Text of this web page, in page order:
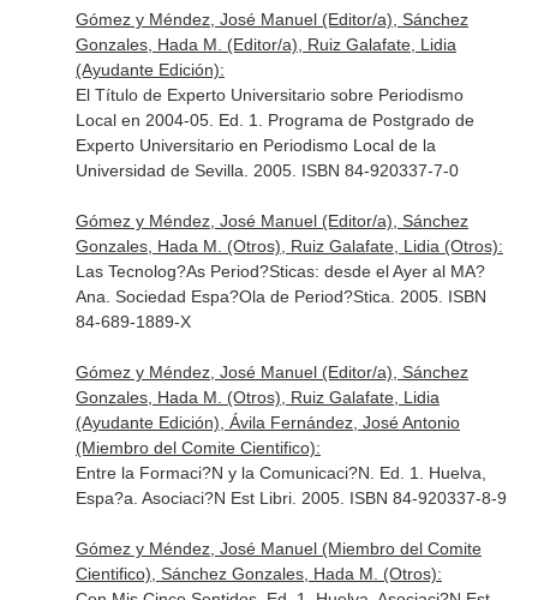
Gómez y Méndez, José Manuel (Editor/a), Sánchez
Gonzales, Hada M. (Editor/a), Ruiz Galafate, Lidia
(Ayudante Edición):
El Título de Experto Universitario sobre Periodismo
Local en 2004-05. Ed. 1. Programa de Postgrado de
Experto Universitario en Periodismo Local de la
Universidad de Sevilla. 2005. ISBN 84-920337-7-0
Gómez y Méndez, José Manuel (Editor/a), Sánchez
Gonzales, Hada M. (Otros), Ruiz Galafate, Lidia (Otros):
Las Tecnolog?As Period?Sticas: desde el Ayer al MA?
Ana. Sociedad Espa?Ola de Period?Stica. 2005. ISBN
84-689-1889-X
Gómez y Méndez, José Manuel (Editor/a), Sánchez
Gonzales, Hada M. (Otros), Ruiz Galafate, Lidia
(Ayudante Edición), Ávila Fernández, José Antonio
(Miembro del Comite Cientifico):
Entre la Formaci?N y la Comunicaci?N. Ed. 1. Huelva,
Espa?a. Asociaci?N Est Libri. 2005. ISBN 84-920337-8-9
Gómez y Méndez, José Manuel (Miembro del Comite
Cientifico), Sánchez Gonzales, Hada M. (Otros):